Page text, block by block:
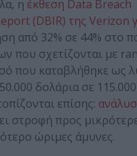
η έκθεση Data Breach
(DBIR) της Verizon
από 32% σε 44% στο
που σχετίζονται με
που καταβλήθηκε ως
δολάρια σε
επίσης:
στροφή προς
ώριμες άμυνες.